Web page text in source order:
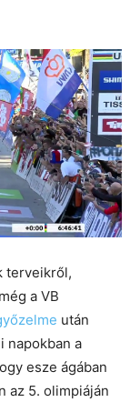
terveikről,
a VB
után
napokban a
esze ágában
az 5. olimpiáján